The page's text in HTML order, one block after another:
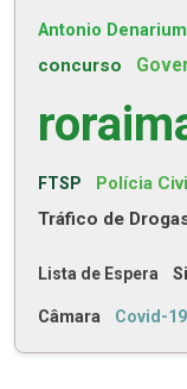
Antonio Denarium
concurso
FTSP Polícia
Tráfico de
Lista de Espera
Câmara Covid-19